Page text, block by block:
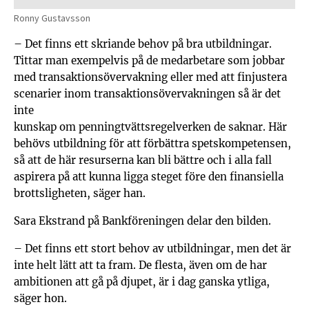
Ronny Gustavsson
– Det finns ett skriande behov på bra utbildningar.
Tittar man exempelvis på de medarbetare som jobbar
med transaktionsövervakning eller med att finjustera
scenarier inom transaktionsövervakningen så är det
inte
kunskap om penningtvättsregelverken de saknar. Här
behövs utbildning för att förbättra spetskompetensen,
så att de här resurserna kan bli bättre och i alla fall
aspirera på att kunna ligga steget före den finansiella
brottsligheten, säger han.
Sara Ekstrand på Bankföreningen delar den bilden.
– Det finns ett stort behov av utbildningar, men det är
inte helt lätt att ta fram. De flesta, även om de har
ambitionen att gå på djupet, är i dag ganska ytliga,
säger hon.